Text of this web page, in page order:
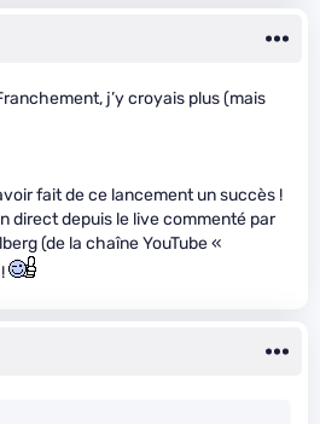
j’y croyais plus (mais
fait de ce lancement un succès !
direct depuis le live commenté par
(de la chaîne YouTube «